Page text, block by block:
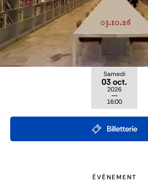
Samedi
03 oct.
2026
16:00
Billetterie
ÉVÉNEMENT